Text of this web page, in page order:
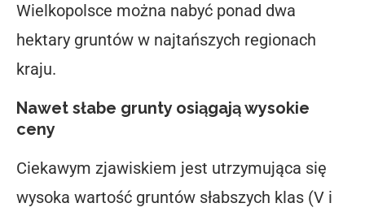
Wielkopolsce można nabyć ponad dwa
hektary gruntów w najtańszych regionach
kraju.
Nawet słabe grunty osiągają wysokie
ceny
Ciekawym zjawiskiem jest utrzymująca się
wysoka wartość gruntów słabszych klas (V i